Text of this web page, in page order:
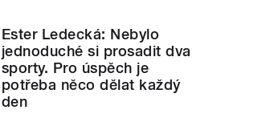
Ester Ledecká: Nebylo
jednoduché si prosadit dva
sporty. Pro úspěch je
potřeba něco dělat každý
den